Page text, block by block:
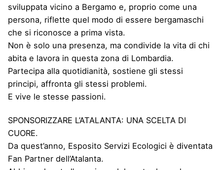
sviluppata vicino a Bergamo e, proprio come una
persona, riflette quel modo di essere bergamaschi
che si riconosce a prima vista.
Non è solo una presenza, ma condivide la vita di chi
abita e lavora in questa zona di Lombardia.
Partecipa alla quotidianità, sostiene gli stessi
principi, affronta gli stessi problemi.
E vive le stesse passioni.
SPONSORIZZARE L’ATALANTA: UNA SCELTA DI
CUORE.
Da quest’anno, Esposito Servizi Ecologici è diventata
Fan Partner dell’Atalanta.